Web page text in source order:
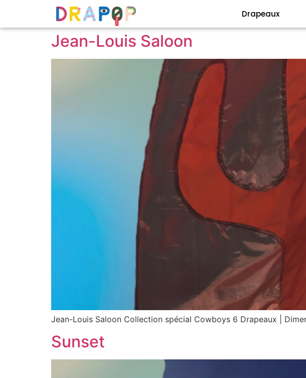
Drapeaux
Jean-Louis Saloon
Jean-Louis Saloon Collection spécial Cowboys 6 Drapeaux |
Sunset